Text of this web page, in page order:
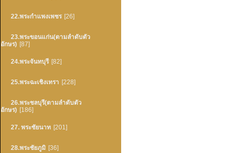
22.พระกำแพงเพชร [26]
23.พระขอนแก่น(ตามลำดับตัว
อักษร) [87]
24.พระจันทบุรี [82]
25.พระฉะเชิงเทรา [228]
26.พระชลบุรี(ตามลำดับตัว
อักษร) [186]
27. พระชัยนาท [201]
28.พระชัยภูมิ [36]